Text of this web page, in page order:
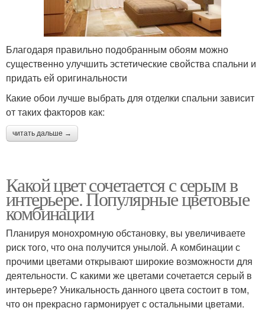
Благодаря правильно подобранным обоям можно
существенно улучшить эстетические свойства спальни и
придать ей оригинальности
Какие обои лучше выбрать для отделки спальни зависит
от таких факторов как:
читать дальше →
Какой цвет сочетается с серым в
интерьере. Популярные цветовые
комбинации
Планируя монохромную обстановку, вы увеличиваете
риск того, что она получится унылой. А комбинации с
прочими цветами открывают широкие возможности для
деятельности. С какими же цветами сочетается серый в
интерьере? Уникальность данного цвета состоит в том,
что он прекрасно гармонирует с остальными цветами.